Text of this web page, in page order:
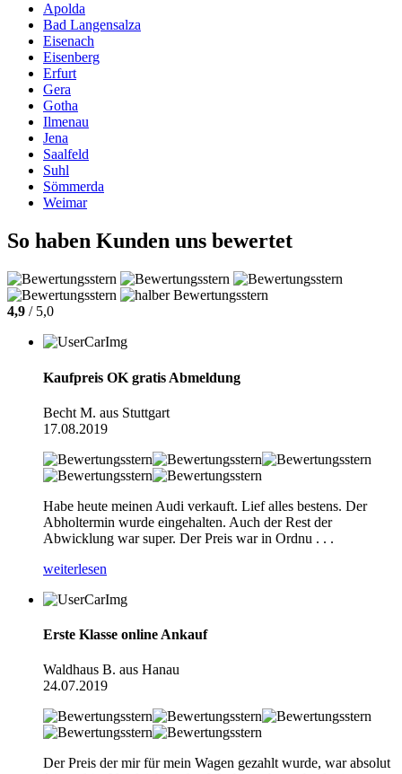
Apolda
Bad Langensalza
Eisenach
Eisenberg
Erfurt
Gera
Gotha
Ilmenau
Jena
Saalfeld
Suhl
Sömmerda
Weimar
So haben Kunden uns bewertet
4,9 / 5,0
Kaufpreis OK gratis Abmeldung
Becht M. aus Stuttgart
17.08.2019
Habe heute meinen Audi verkauft. Lief alles bestens. Der
Abholtermin wurde eingehalten. Auch der Rest der
Abwicklung war super. Der Preis war in Ordnu . . .
weiterlesen
Erste Klasse online Ankauf
Waldhaus B. aus Hanau
24.07.2019
Der Preis der mir für mein Wagen gezahlt wurde, war absolut